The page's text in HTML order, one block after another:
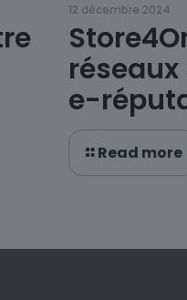
12 décembre 2024
e-
Read more